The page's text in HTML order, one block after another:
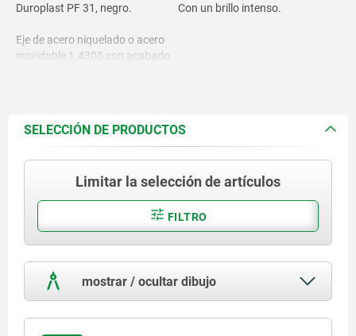
Duroplast PF 31, negro.
Eje de acero niquelado o acero
inoxidable 1.4305 con acabado
Con un brillo intenso.
SELECCIÓN DE PRODUCTOS
Limitar la selección de artículos
FILTRO
mostrar / ocultar dibujo